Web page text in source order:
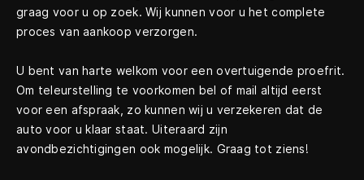
graag voor u op zoek. Wij kunnen voor u het complete
proces van aankoop verzorgen.
U bent van harte welkom voor een overtuigende proefrit.
Om teleurstelling te voorkomen bel of mail altijd eerst
voor een afspraak, zo kunnen wij u verzekeren dat de
auto voor u klaar staat. Uiteraard zijn
avondbezichtigingen ook mogelijk. Graag tot ziens!